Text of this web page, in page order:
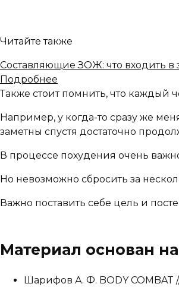
Читайте также
Составляющие ЗОЖ: что входить в
Подробнее
Также стоит помнить, что каждый
Например, у когда-то сразу же
заметны спустя достаточно
В процессе похудения очень
Но невозможно сбросить за
Важно поставить себе цель и
Материал основан
Шарифов А. Ф. BODY COMBAT